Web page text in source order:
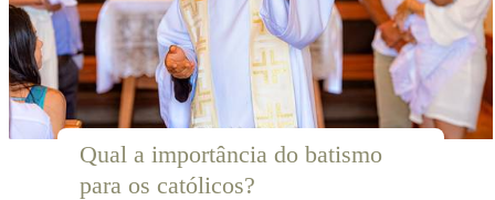
Qual a importância do batismo
para os católicos?